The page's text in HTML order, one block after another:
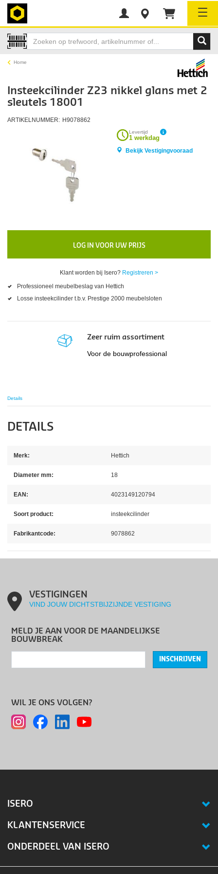
Home
Insteekcilinder Z23 nikkel glans met 2
sleutels 18001
ARTIKELNUMMER: H9078862
Levertijd
1 werkdag
Bekijk Vestigingvooraad
LOG IN VOOR UW PRIJS
Klant worden bij Isero? Registreren >
Professioneel meubelbeslag van Hettich
Losse insteekcilinder t.b.v. Prestige 2000 meubelsloten
Zeer ruim assortiment
Voor de bouwprofessional
Details
DETAILS
Merk: Hettich
Diameter mm: 18
EAN: 4023149120794
Soort product: insteekcilinder
Fabrikantcode: 9078862
VESTIGINGEN
VIND JOUW DICHTSTBIJZIJNDE VESTIGING
MELD JE AAN VOOR DE MAANDELIJKSE
BOUWBREAK
INSCHRIJVEN
WIL JE ONS VOLGEN?
ISERO
KLANTENSERVICE
ONDERDEEL VAN ISERO